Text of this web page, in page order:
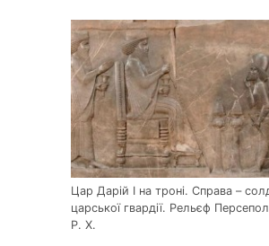
Цар Дарій І на троні. Справа –
царської гвардії. Рельєф
Р. Х.